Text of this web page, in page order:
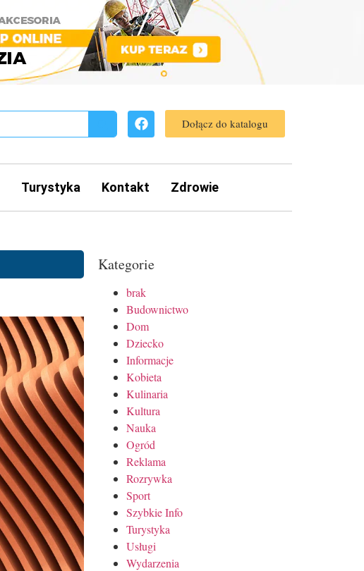
Dołącz do katalogu
Turystyka Kontakt Zdrowie
Kategorie
brak
Budownictwo
Dom
Dziecko
Informacje
Kobieta
Kulinaria
Kultura
Nauka
Ogród
Reklama
Rozrywka
Sport
Szybkie Info
Turystyka
Usługi
Wydarzenia